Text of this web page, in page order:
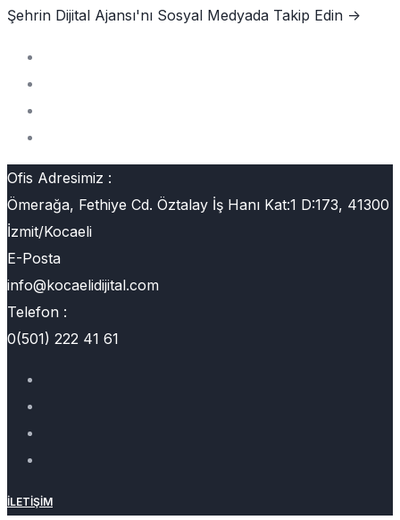
Şehrin Dijital Ajansı'nı Sosyal Medyada Takip Edin ->
Ofis Adresimiz :
Ömerağa, Fethiye Cd. Öztalay İş Hanı Kat:1 D:173, 41300
İzmit/Kocaeli
E-Posta
info@kocaelidijital.com
Telefon :
0(501) 222 41 61
İLETIŞIM